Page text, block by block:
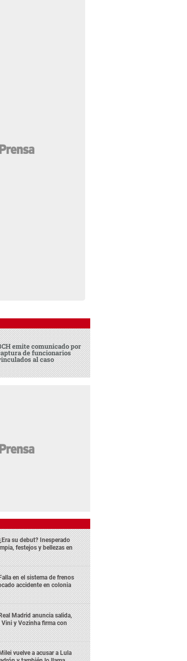
emite comunicado por
de funcionarios
al caso
su debut? Inesperado
festejos y bellezas en
en el sistema de frenos
accidente en colonia
Madrid anuncia salida,
y Vozinha firma con
vuelve a acusar a Lula